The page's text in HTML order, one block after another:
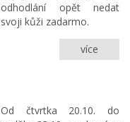
odhodlání opět nedat
svoji kůži zadarmo.
více
na
2022
Od čtvrtka 20.10. do